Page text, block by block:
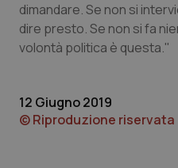
Molise
Piemonte
Provincia Autonoma
Epatiti
HIV
Infezioni & Febbre
dimandare. Se non si
dire presto. Se non si fa
volontà politica è questa."
12 Giugno 2019
© Riproduzione riservata